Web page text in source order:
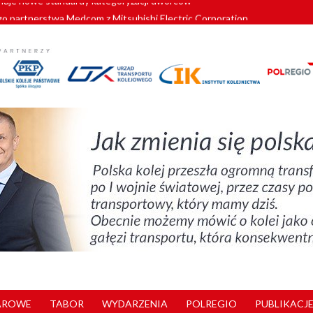
partnerstwa Medcom z Mitsubishi Electric Corporation
znów szuka dostawcy nowych EZT
kolejowych w północnej Wielkopolsce. Łatwiejsze dojazdy do pracy i
nowe standardy kategoryzacji dworców
TABOR WYDARZENIA POLREGIO